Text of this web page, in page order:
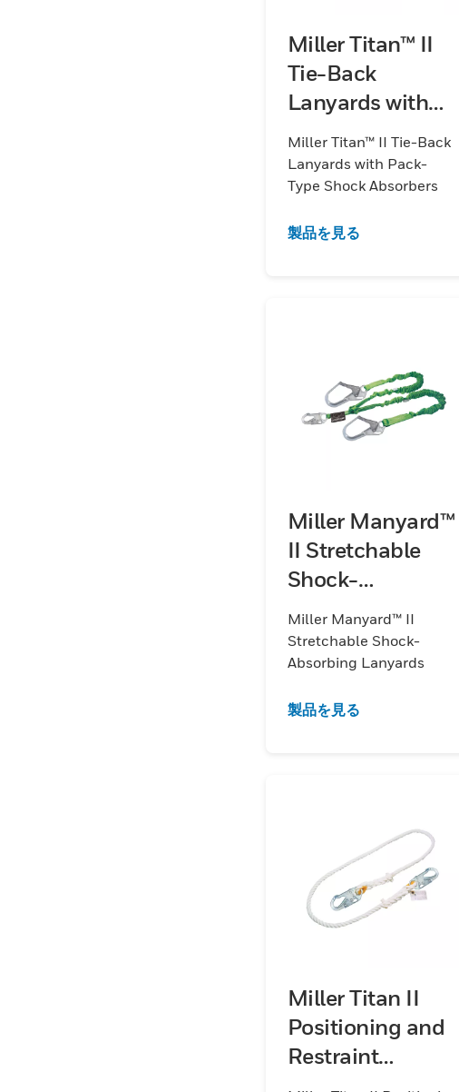
Miller Titan™ II
Tie-Back
Lanyards with
Pack-Type
Shock Absorbers
Miller Titan™ II Tie-Back
Lanyards with Pack-
Type Shock Absorbers
製品を見る
Miller Manyard™
II Stretchable
Shock-
Absorbing
Lanyards
Miller Manyard™ II
Stretchable Shock-
Absorbing Lanyards
製品を見る
Miller Titan II
Positioning and
Restraint
Lanyards and